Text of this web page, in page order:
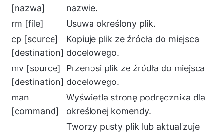
[nazwa]
nazwie.
rm [file]
Usuwa określony plik.
cp [source]
[destination]
Kopiuje plik ze źródła do miejsca
docelowego.
mv [source]
[destination]
Przenosi plik ze źródła do miejsca
docelowego.
man
[command]
Wyświetla stronę podręcznika dla
określonej komendy.
Tworzy pusty plik lub aktualizuje